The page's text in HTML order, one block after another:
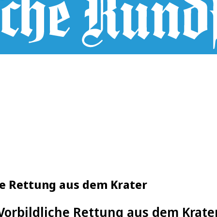
Rettung aus dem Krater
Rettung aus dem